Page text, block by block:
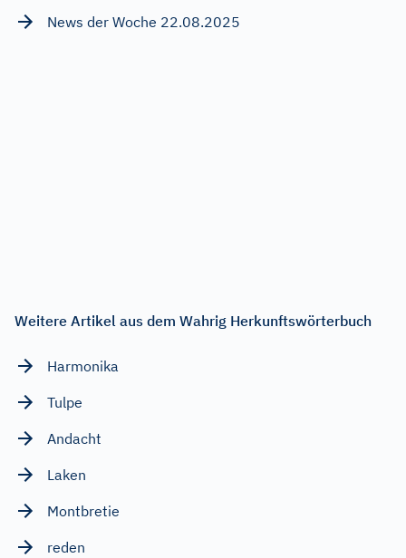
News der Woche 22.08.2025
Weitere Artikel aus dem Wahrig Herkunftswörterbuch
Harmonika
Tulpe
Andacht
Laken
Montbretie
reden